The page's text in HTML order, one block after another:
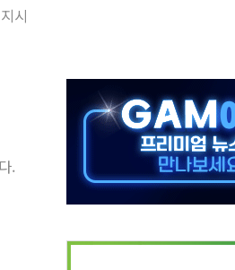
환 보장…폭염기 신속 보상 강화
캐나다 IND 신청
장병 금융교육·전역 지원 협약
' 6개월 배타적사용권 획득
위기…관리종목 우려 지정예고 총 63개
시
.